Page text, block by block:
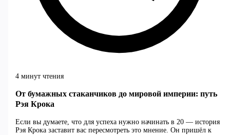
4 минут чтения
От бумажных стаканчиков до мировой империи: путь
Рэя Крока
Если вы думаете, что для успеха нужно начинать в 20 — история
Рэя Крока заставит вас пересмотреть это мнение. Он пришёл к